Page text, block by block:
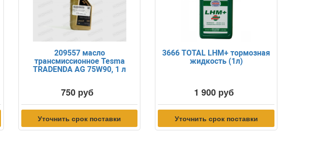
209557 масло
трансмиссионное Tesma
TRADENDA AG 75W90, 1 л
750 руб
Уточнить срок поставки
3666 TOTAL LHM+ тормозная
жидкость (1л)
1 900 руб
Уточнить срок поставки